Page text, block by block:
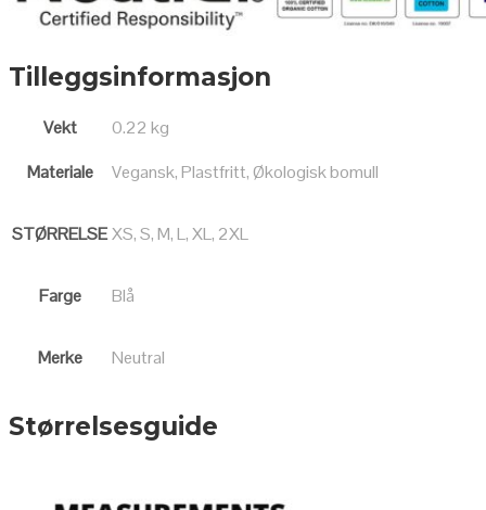
Tilleggsinformasjon
Vekt
0.22 kg
Materiale
Vegansk, Plastfritt, Økologisk bomull
STØRRELSEXS, S, M, L, XL, 2XL
Farge Blå
Merke Neutral
Størrelsesguide